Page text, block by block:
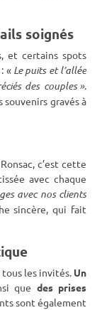
soignés
et certains spots
« Le puits et l’allée
éciés des couples ».
souvenirs gravésà
c’est cette
avec chaque
avec nos clients
sincère, qui fait
les invités. Un
que des prises
sont également